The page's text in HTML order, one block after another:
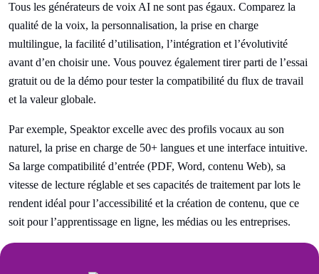
Tous les générateurs de voix AI ne sont pas égaux. Comparez la
qualité de la voix, la personnalisation, la prise en charge
multilingue, la facilité d’utilisation, l’intégration et l’évolutivité
avant d’en choisir une. Vous pouvez également tirer parti de l’essai
gratuit ou de la démo pour tester la compatibilité du flux de travail
et la valeur globale.
Par exemple, Speaktor excelle avec des profils vocaux au son
naturel, la prise en charge de 50+ langues et une interface intuitive.
Sa large compatibilité d’entrée (PDF, Word, contenu Web), sa
vitesse de lecture réglable et ses capacités de traitement par lots le
rendent idéal pour l’accessibilité et la création de contenu, que ce
soit pour l’apprentissage en ligne, les médias ou les entreprises.